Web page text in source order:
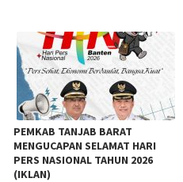
PEMKAB TANJAB BARAT
MENGUCAPAN SELAMAT HARI
PERS NASIONAL TAHUN 2026
(IKLAN)